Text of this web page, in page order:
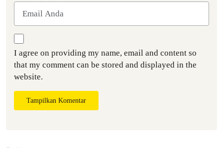
I agree on providing my name, email and content so
that my comment can be stored and displayed in the
website.
Tampilkan Komentar